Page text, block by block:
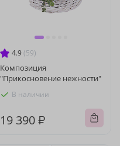
4.9 (59)
Композиция
"Прикосновение нежности"
В наличии
19 390 ₽